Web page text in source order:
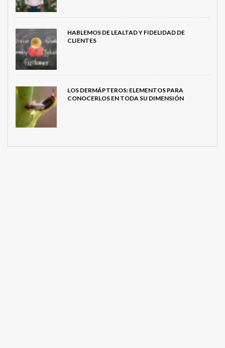
HABLEMOS DE LEALTAD Y FIDELIDAD DE
CLIENTES
LOS DERMÁPTEROS: ELEMENTOS PARA
CONOCERLOS EN TODA SU DIMENSIÓN